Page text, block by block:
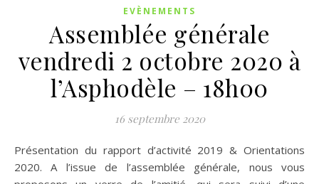
EVÈNEMENTS
Assemblée générale
vendredi 2 octobre 2020 à
l’Asphodèle – 18h00
16 septembre 2020
Présentation du rapport d’activité 2019 & Orientations
2020. A l’issue de l’assemblée générale, nous vous